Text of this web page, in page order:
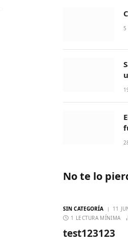
5
No te lo
SIN CATEGORÍA
11
1 LECTURA MÍNIMA
test123123